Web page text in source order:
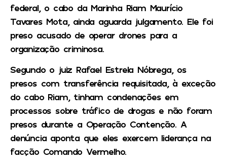
federal, o cabo da Marinha Riam Maurício
Tavares Mota, ainda aguarda julgamento. Ele foi
preso acusado de operar drones para a
organização criminosa.
Segundo o juiz Rafael Estrela Nóbrega, os
presos com transferência requisitada, à exceção
do cabo Riam, tinham condenações em
processos sobre tráfico de drogas e não foram
presos durante a Operação Contenção. A
denúncia aponta que eles exercem liderança na
facção Comando Vermelho.